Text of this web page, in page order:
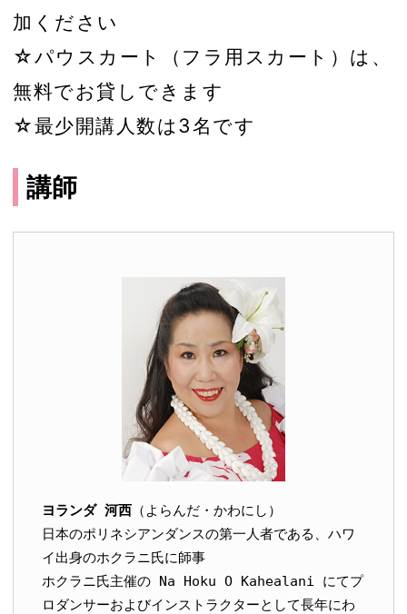
加ください
☆パウスカート（フラ用スカート）は、
無料でお貸しできます
☆最少開講人数は3名です
講師
ヨランダ 河西 （よらんだ・かわにし）
日本のポリネシアンダンスの第一人者である、ハワ
イ出身のホクラニ氏に師事
ホクラニ氏主催の Na Hoku O Kahealani にてプ
ロダンサーおよびインストラクターとして長年にわ